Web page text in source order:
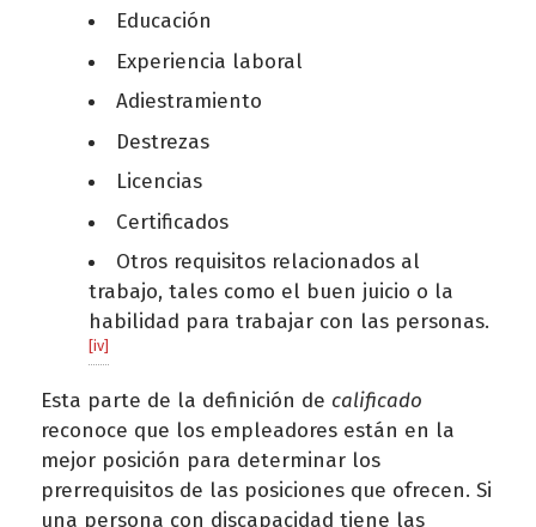
Educación
Experiencia laboral
Adiestramiento
Destrezas
Licencias
Certificados
Otros requisitos relacionados al
trabajo, tales como el buen juicio o la
habilidad para trabajar con las personas.
[iv]
Esta parte de la definición de calificado
reconoce que los empleadores están en la
mejor posición para determinar los
prerrequisitos de las posiciones que ofrecen. Si
una persona con discapacidad tiene las